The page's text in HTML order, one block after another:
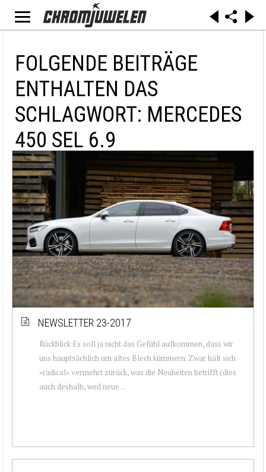
FOLGENDE BEITRÄGE
ENTHALTEN DAS
SCHLAGWORT: MERCEDES
450 SEL 6.9
NEWSLETTER 23-2017
Rückblick Es soll ja nicht das Gefühl aufkommen, dass wir
uns hauptsächlich um altes Blech kümmern. Zwar hält sich
«radical» vermehrt zurück, was die Neuheiten betrifft (dies
auch deshalb, weil neue ...